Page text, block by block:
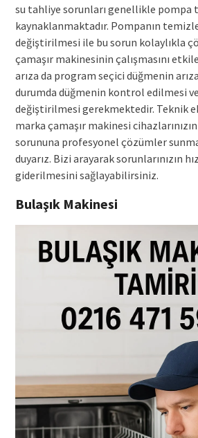
su tahliye sorunları genellikle pompa
kaynaklanmaktadır. Pompanın
değiştirilmesi ile bu sorun kolaylıkla
çamaşır makinesinin çalışmasını
arıza da program seçici düğmenin
durumda düğmenin kontrol edilmesi
değiştirilmesi gerekmektedir. Teknik
marka çamaşır makinesi
sorununa profesyonel çözümler
duyarız. Bizi arayarak sorunlarınızın
giderilmesini sağlayabilirsiniz.
Bulaşık Makinesi